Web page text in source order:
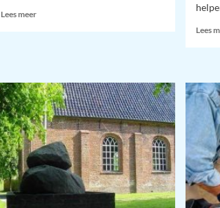
Lees meerLees
–
2023
Lees